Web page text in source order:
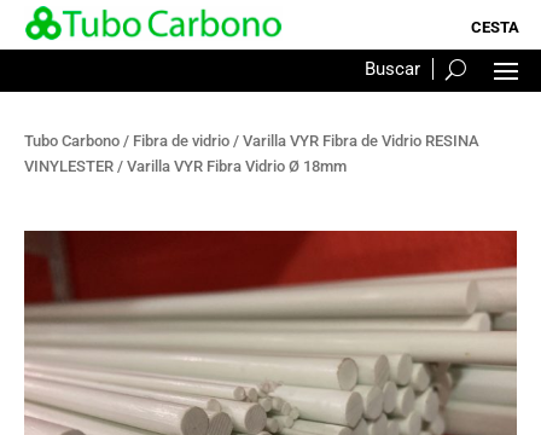
Tubo Carbono / Fibra de vidrio / Varilla VYR Fibra de Vidrio RESINA
VINYLESTER / Varilla VYR Fibra Vidrio Ø 18mm